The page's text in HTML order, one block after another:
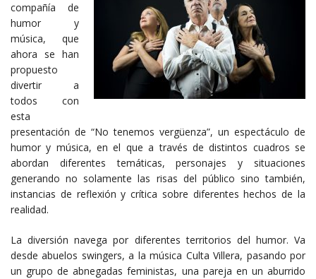
compañía de
humor y
música, que
ahora se han
propuesto
divertir a
todos con
esta
presentación de “No tenemos vergüenza”, un espectáculo de
humor y música, en el que a través de distintos cuadros se
abordan diferentes temáticas, personajes y situaciones
generando no solamente las risas del público sino también,
instancias de reflexión y crítica sobre diferentes hechos de la
realidad.
La diversión navega por diferentes territorios del humor. Va
desde abuelos swingers, a la música Culta Villera, pasando por
un grupo de abnegadas feministas, una pareja en un aburrido